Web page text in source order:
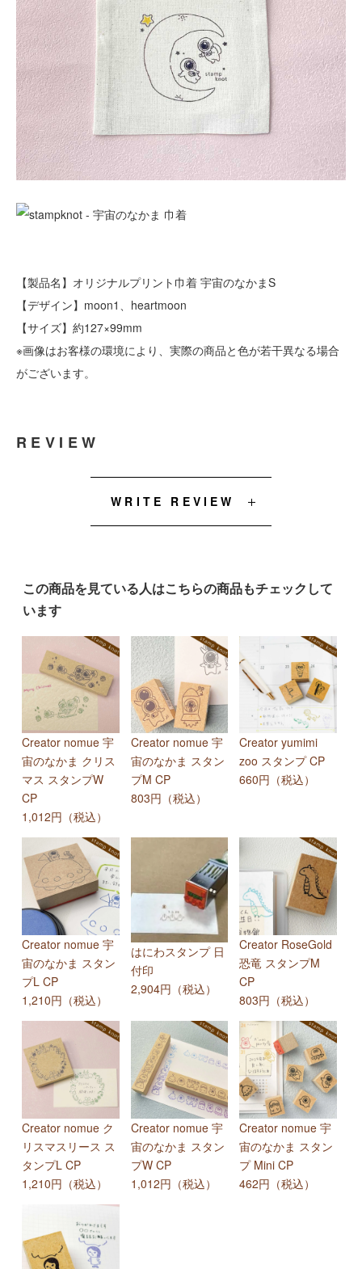
【製品名】オリジナルプリント巾着 宇宙のなかまS
【デザイン】moon1、heartmoon
【サイズ】約127×99mm
※画像はお客様の環境により、実際の商品と色が若干異なる場合
がございます。
REVIEW
WRITE REVIEW
この商品を見ている人はこちらの商品もチェックして
います
Creator nomue 宇
宙のなかま クリス
マス スタンプW
CP
1,012円（税込）
Creator nomue 宇
宙のなかま スタン
プM CP
803円（税込）
Creator yumimi
zoo スタンプ CP
660円（税込）
Creator nomue 宇
宙のなかま スタン
プL CP
1,210円（税込）
はにわスタンプ 日
付印
2,904円（税込）
Creator RoseGold
恐竜 スタンプM
CP
803円（税込）
Creator nomue ク
リスマスリース ス
タンプL CP
1,210円（税込）
Creator nomue 宇
宙のなかま スタン
プW CP
1,012円（税込）
Creator nomue 宇
宙のなかま スタン
プ Mini CP
462円（税込）